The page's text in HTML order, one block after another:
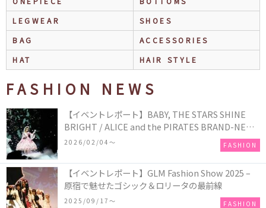
LEGWEAR
SHOES
BAG
ACCESSORIES
HAT
HAIR STYLE
FASHION NEWS
【イベントレポート】BABY, THE STARS SHINE
BRIGHT / ALICE and the PIRATES BRAND-NEW
COLLECTION in TOKYO
2026/02/04〜 FASHION
【イベントレポート】GLM Fashion Show 2025 –
原宿で魅せたゴシック＆ロリータの最前線
2025/09/17〜 FASHION